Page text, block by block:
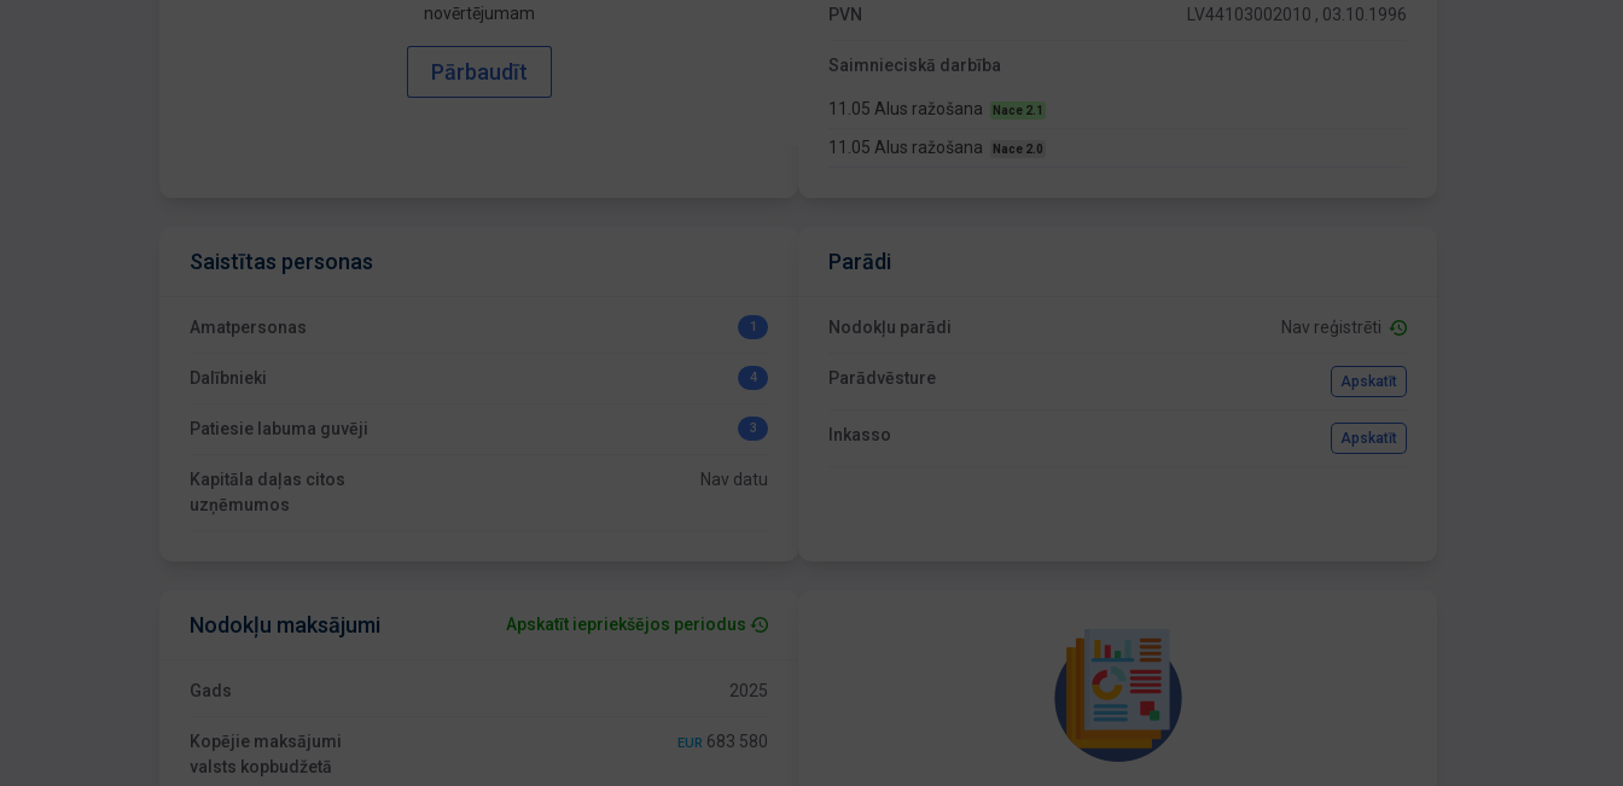
novērtējumam
Pārbaudīt
PVN LV44103002010 , 03.10.1996
Saimnieciskā darbība
11.05 Alus ražošana Nace 2.1
11.05 Alus ražošana Nace 2.0
Saistītas personas
Amatpersonas 1
Dalībnieki 4
Patiesie labuma guvēji 3
Kapitāla daļas citos
uzņēmumos
Nav datu
Parādi
Nodokļu parādi Nav reģistrēti
Parādvēsture Apskatīt
Inkasso Apskatīt
Nodokļu maksājumi Apskatīt iepriekšējos periodus
Gads 2025
Kopējie maksājumi
valsts kopbudžetā
EUR 683 580